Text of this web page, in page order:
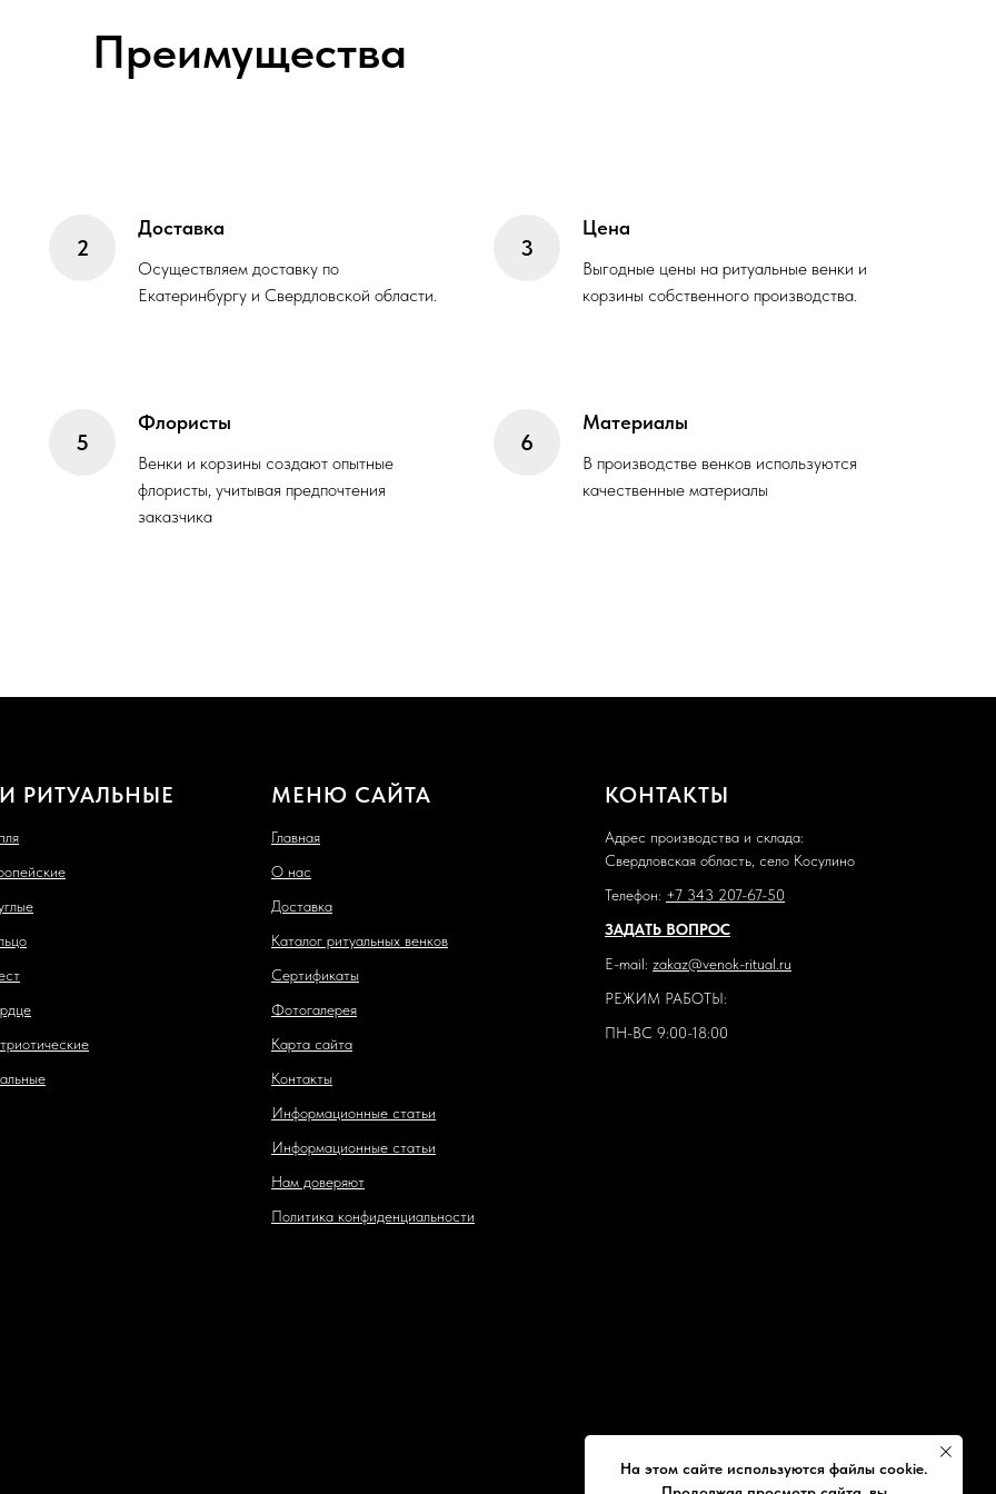
На этом сайте используются файлы cookie.
Преимущества
Доставка
Осуществляем доставку по
Екатеринбургу и Свердловской области.
Цена
Выгодные цены на ритуальные венки и
корзины собственного производства.
Флористы
Венки и корзины создают опытные
флористы, учитывая предпочтения
заказчика
Материалы
В производстве венков используются
качественные материалы
РИТУАЛЬНЫЕ МЕНЮ САЙТА
Главная
О нас
Доставка
Каталог ритуальных венков
Сертификаты
Фотогалерея
Карта сайта
Контакты
Информационные статьи
Информационные статьи
Нам доверяют
Политика конфиденциальности
КОНТАКТЫ
Адрес производства и склада:
Свердловская область, село Косулино
Телефон: +7 343 207-67-50
ЗАДАТЬ ВОПРОС
E-mail: zakaz@venok-ritual.ru
РЕЖИМ РАБОТЫ:
ПН-ВС 9:00-18:00